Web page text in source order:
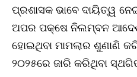
ପ୍ରଶାସକ ଭାବେ ଦାୟିତ୍ୱ
ଅପର ପକ୍ଷେ ନିଲମ୍ବନ
ହୋଇଥିବା ମାମଲାର ଶୁଣାଣି
୨୦୨୫ରେ ଜାରି କରିଥିବା